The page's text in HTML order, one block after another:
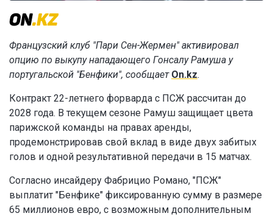
Французский клуб "Пари Сен-Жермен" активировал
опцию по выкупу нападающего Гонсалу Рамуша у
португальской "Бенфики", сообщает On.kz.
Контракт 22-летнего форварда с ПСЖ рассчитан до
2028 года. В текущем сезоне Рамуш защищает цвета
парижской команды на правах аренды,
продемонстрировав свой вклад в виде двух забитых
голов и одной результативной передачи в 15 матчах.
Согласно инсайдеру Фабрицио Романо, "ПСЖ"
выплатит "Бенфике" фиксированную сумму в размере
65 миллионов евро, с возможным дополнительным